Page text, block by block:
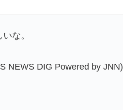
な。
NEWS DIG Powered by JNN)